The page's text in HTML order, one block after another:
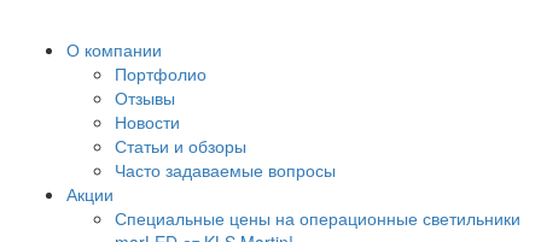
О компании
Портфолио
Отзывы
Новости
Статьи и обзоры
Часто задаваемые вопросы
Акции
Специальные цены на операционные светильники